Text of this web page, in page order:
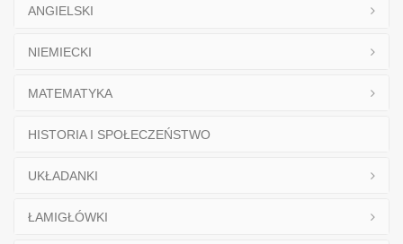
ANGIELSKI
NIEMIECKI
MATEMATYKA
HISTORIA I SPOŁECZEŃSTWO
UKŁADANKI
ŁAMIGŁÓWKI